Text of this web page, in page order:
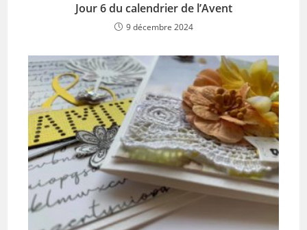
Jour 6 du calendrier de l’Avent
9 décembre 2024